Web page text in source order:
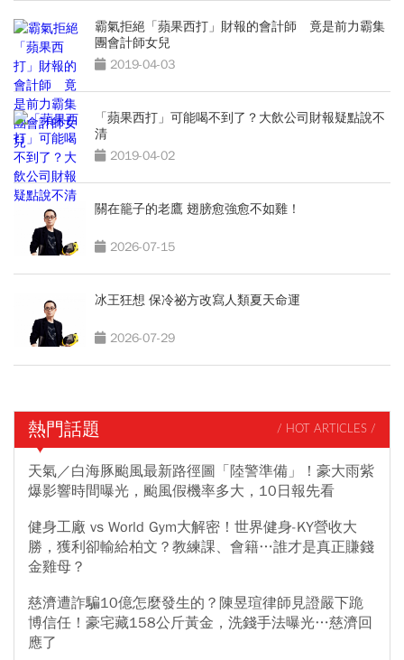
霸氣拒絕「蘋果西打」財報的會計師 竟是前力霸集
團會計師女兒
2019-04-03
「蘋果西打」可能喝不到了？大飲公司財報疑點說不
清
2019-04-02
關在籠子的老鷹 翅膀愈強愈不如雞！
2026-07-15
冰王狂想 保冷祕方改寫人類夏天命運
2026-07-29
熱門話題 / HOT ARTICLES /
天氣／白海豚颱風最新路徑圖「陸警準備」！豪大雨紫
爆影響時間曝光，颱風假機率多大，10日報先看
健身工廠 vs World Gym大解密！世界健身-KY營收大
勝，獲利卻輸給柏文？教練課、會籍…誰才是真正賺錢
金雞母？
慈濟遭詐騙10億怎麼發生的？陳昱瑄律師見證嚴下跪
博信任！豪宅藏158公斤黃金，洗錢手法曝光…慈濟回
應了